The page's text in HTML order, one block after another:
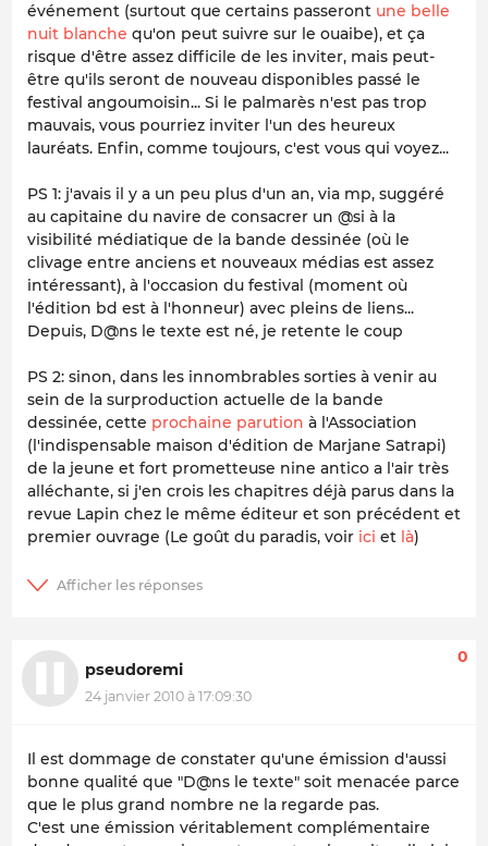
événement (surtout que certains passeront une belle
nuit blanche qu'on peut suivre sur le ouaibe), et ça
risque d'être assez difficile de les inviter, mais peut-
être qu'ils seront de nouveau disponibles passé le
festival angoumoisin... Si le palmarès n'est pas trop
mauvais, vous pourriez inviter l'un des heureux
lauréats. Enfin, comme toujours, c'est vous qui voyez...
PS 1: j'avais il y a un peu plus d'un an, via mp, suggéré
au capitaine du navire de consacrer un @si à la
visibilité médiatique de la bande dessinée (où le
clivage entre anciens et nouveaux médias est assez
intéressant), à l'occasion du festival (moment où
l'édition bd est à l'honneur) avec pleins de liens...
Depuis, D@ns le texte est né, je retente le coup
PS 2: sinon, dans les innombrables sorties à venir au
sein de la surproduction actuelle de la bande
dessinée, cette prochaine parution à l'Association
(l'indispensable maison d'édition de Marjane Satrapi)
de la jeune et fort prometteuse nine antico a l'air très
alléchante, si j'en crois les chapitres déjà parus dans la
revue Lapin chez le même éditeur et son précédent et
premier ouvrage (Le goût du paradis, voir ici et là)
pseudoremi
24 janvier 2010 à 17:09:30
0
Il est dommage de constater qu'une émission d'aussi
bonne qualité que "D@ns le texte" soit menacée parce
que le plus grand nombre ne la regarde pas.
C'est une émission véritablement complémentaire